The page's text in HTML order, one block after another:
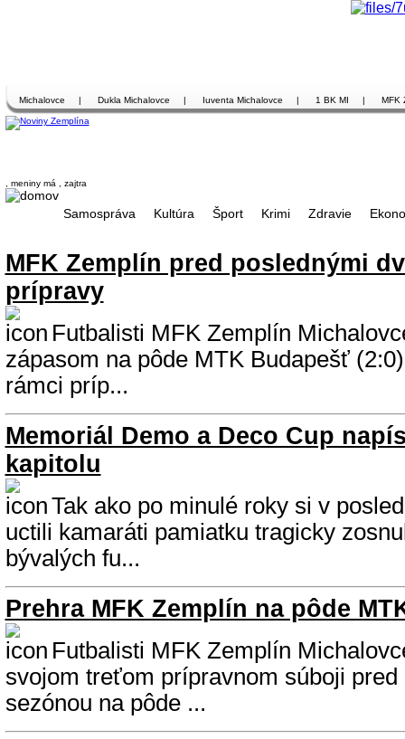
Michalovce | Dukla Michalovce | Iuventa Michalovce | 1 BK MI | MFK
, meniny má , zajtra
Samospráva Kultúra Šport Krimi Zdravie
MFK Zemplín pred poslednými
prípravy
Futbalisti MFK Zemplín
zápasom na pôde MTK Budapešť
rámci príp...
Memoriál Demo a Deco Cup
kapitolu
Tak ako po minulé roky si v
uctili kamaráti pamiatku tragicky
bývalých fu...
Prehra MFK Zemplín na pôde
Futbalisti MFK Zemplín
svojom treťom prípravnom súboji pred
sezónou na pôde ...